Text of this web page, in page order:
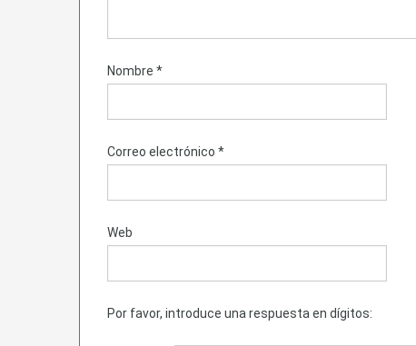
Nombre *
Correo electrónico *
Web
Por favor, introduce una respuesta en dígitos: